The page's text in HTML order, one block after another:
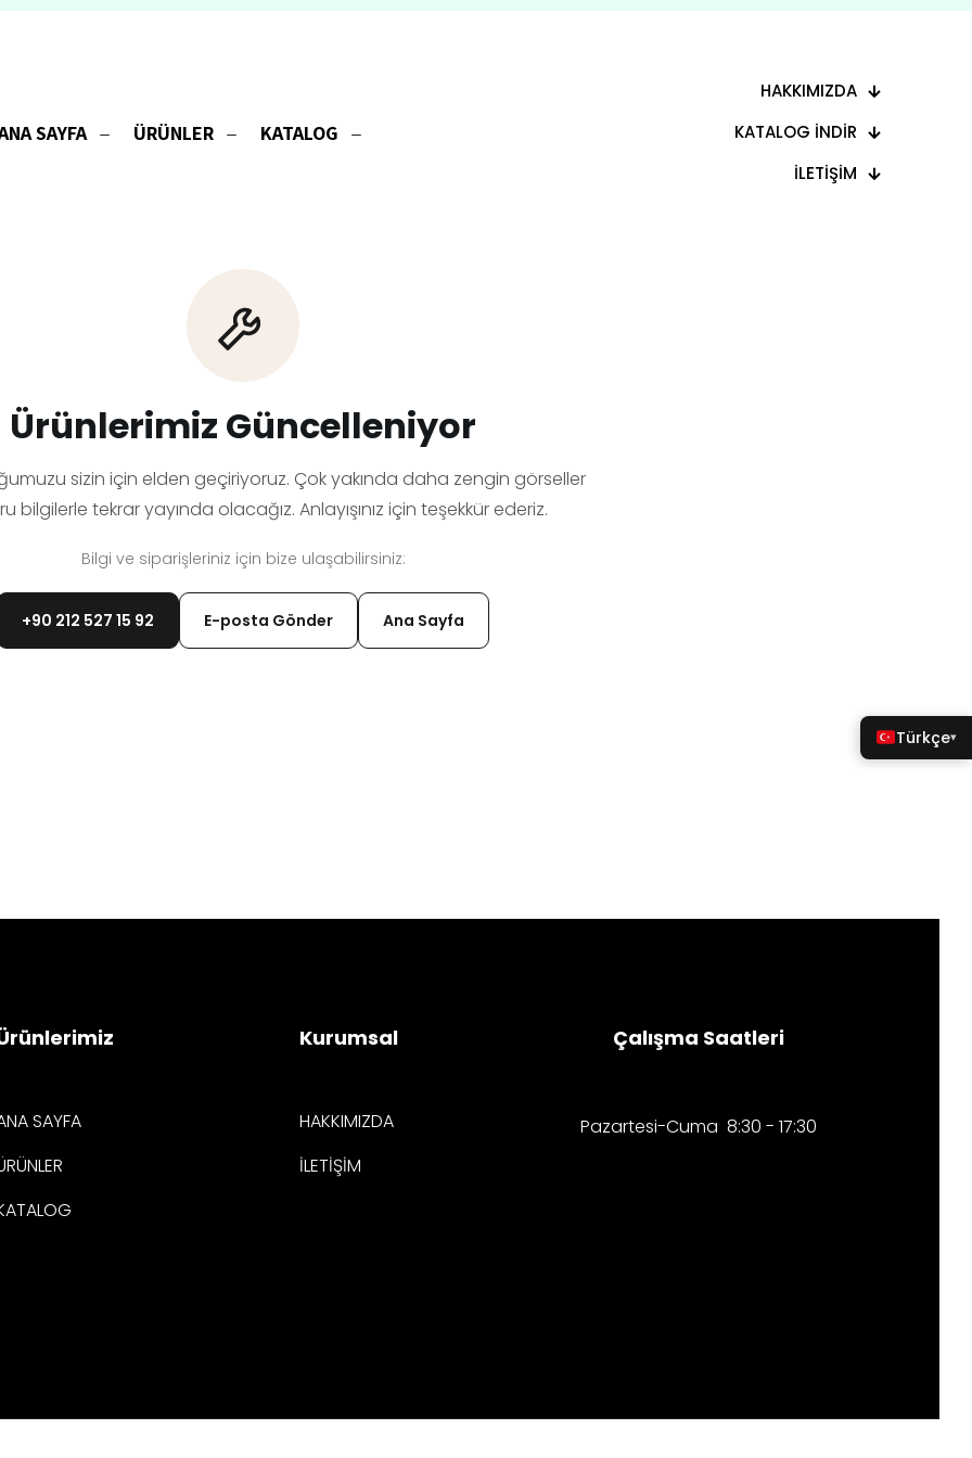
SAYFA ÜRÜNLER KATALOG
HAKKIMIZDA
KATALOG İNDİR
İLETİŞİM
Ürünlerimiz Güncelleniyor
sizin için elden geçiriyoruz. Çok yakında daha zengin görseller
bilgilerle tekrar yayında olacağız. Anlayışınız için teşekkür ederiz.
Bilgi ve siparişleriniz için bize ulaşabilirsiniz:
+90 212 527 15 92 E-posta Gönder Ana Sayfa
SAYFA
Kurumsal
HAKKIMIZDA
İLETİŞİM
Çalışma Saatleri
Pazartesi-Cuma 8:30 - 17:30​​
Türkçe▾